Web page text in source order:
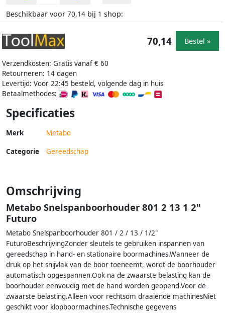
Beschikbaar voor 70,14 bij 1 shop:
Verzendkosten: Gratis vanaf € 60
Retourneren: 14 dagen
Levertijd: Voor 22:45 besteld, volgende dag in huis
Betaalmethodes:
70,14 Bestel »
Specificaties
Merk Metabo
Categorie Gereedschap
Omschrijving
Metabo Snelspanboorhouder 801 2 13 1 2"
Futuro
Metabo Snelspanboorhouder 801 / 2 / 13 / 1/2"
FuturoBeschrijvingZonder sleutels te gebruiken inspannen van
gereedschap in hand- en stationaire boormachines.Wanneer de
druk op het snijvlak van de boor toeneemt, wordt de boorhouder
automatisch opgespannen.Ook na de zwaarste belasting kan de
boorhouder eenvoudig met de hand worden geopend.Voor de
zwaarste belasting.Alleen voor rechtsom draaiende machinesNiet
geschikt voor klopboormachines.Technische gegevens